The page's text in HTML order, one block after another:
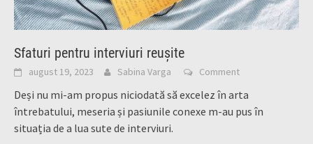
Sfaturi pentru interviuri reușite
august 19, 2023 Sabina Varga Comment
Deși nu mi-am propus niciodată să excelez în arta
întrebatului, meseria și pasiunile conexe m-au pus în
situația de a lua sute de interviuri.